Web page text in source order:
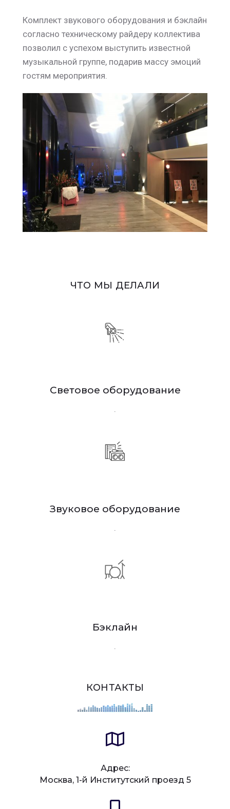
Комплект звукового оборудования и бэклайн
согласно техническому райдеру коллектива
позволил с успехом выступить известной
музыкальной группе, подарив массу эмоций
гостям мероприятия.
ЧТО МЫ ДЕЛАЛИ
Световое оборудование
.
Звуковое оборудование
Бэклайн
.
КОНТАКТЫ
Адрес:
Москва, 1-й Институтский проезд 5